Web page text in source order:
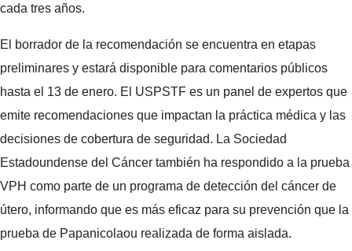
cada tres años.
El borrador de la recomendación se encuentra en etapas
preliminares y estará disponible para comentarios públicos
hasta el 13 de enero. El USPSTF es un panel de expertos que
emite recomendaciones que impactan la práctica médica y las
decisiones de cobertura de seguridad. La Sociedad
Estadoundense del Cáncer también ha respondido a la prueba
VPH como parte de un programa de detección del cáncer de
útero, informando que es más eficaz para su prevención que la
prueba de Papanicolaou realizada de forma aislada.